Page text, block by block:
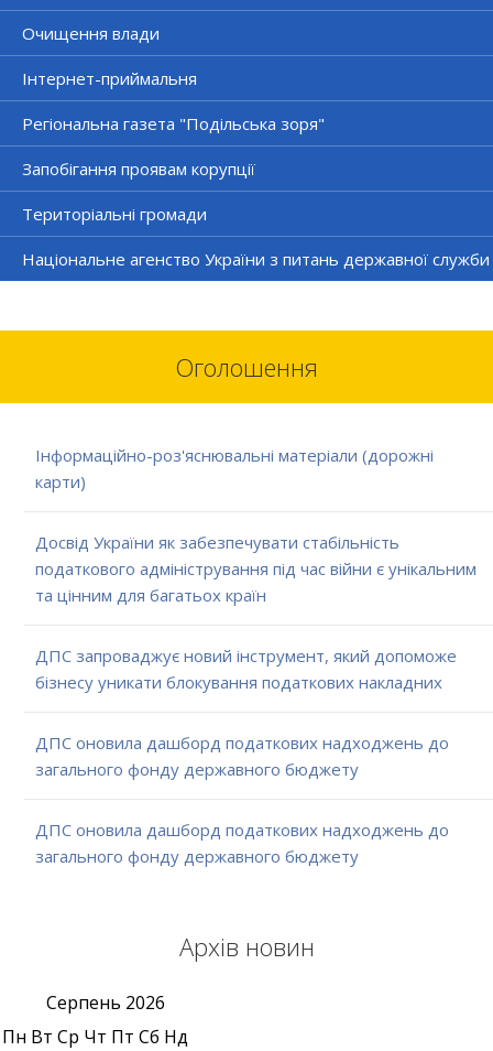
Очищення влади
Інтернет-приймальня
Регіональна газета "Подільська зоря"
Запобігання проявам корупції
Територіальні громади
Національне агенство України з питань державної служби
Оголошення
Інформаційно-роз'яснювальні матеріали (дорожні
карти)
Досвід України як забезпечувати стабільність
податкового адміністрування під час війни є унікальним
та цінним для багатьох країн
ДПС запроваджує новий інструмент, який допоможе
бізнесу уникати блокування податкових накладних
ДПС оновила дашборд податкових надходжень до
загального фонду державного бюджету
ДПС оновила дашборд податкових надходжень до
загального фонду державного бюджету
Архів новин
Серпень 2026
Пн Вт Ср Чт Пт Сб Нд